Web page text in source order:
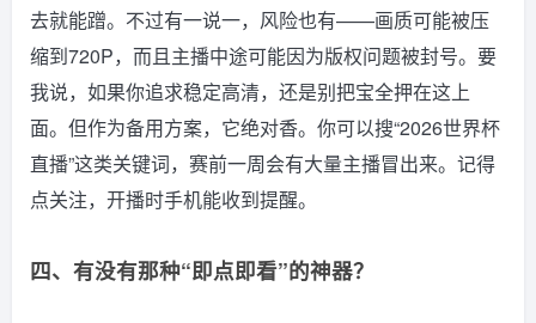
去就能蹭。不过有一说一，风险也有——画质可能被压
缩到720P，而且主播中途可能因为版权问题被封号。要
我说，如果你追求稳定高清，还是别把宝全押在这上
面。但作为备用方案，它绝对香。你可以搜“2026世界杯
直播”这类关键词，赛前一周会有大量主播冒出来。记得
点关注，开播时手机能收到提醒。
四、有没有那种“即点即看”的神器？